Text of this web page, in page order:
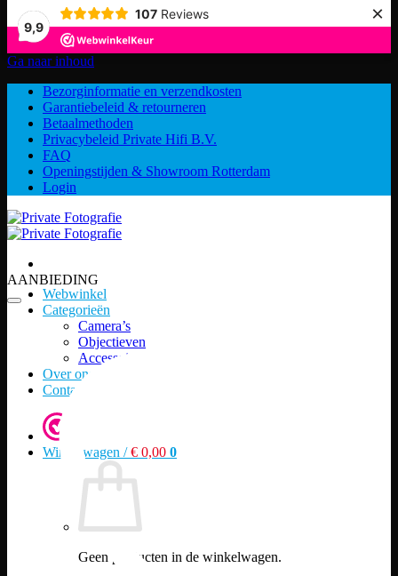
9,9
107 Reviews ×
Ga naar inhoud
Bezorginformatie en verzendkosten
Garantiebeleid & retourneren
Betaalmethoden
Privacybeleid Private Hifi B.V.
FAQ
Openingstijden & Showroom Rotterdam
Login
Webwinkel
Categorieën
Camera’s
Objectieven
Accessoires
Over ons
Contact
Winkelwagen /€ 0,00 0
Geen producten in de winkelwagen.
AANBIEDING